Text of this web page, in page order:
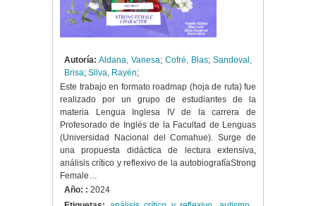
Autoría: Aldana, Vanesa; Cofré, Blas; Sandoval,
Brisa; Silva, Rayén;
Este trabajo en formato roadmap (hoja de ruta) fue
realizado por un grupo de estudiantes de la
materia Lengua Inglesa IV de la carrera de
Profesorado de Inglés de la Facultad de Lenguas
(Universidad Nacional del Comahue). Surge de
una propuesta didáctica de lectura extensiva,
análisis crítico y reflexivo de la autobiografíaStrong
Female…
Año: : 2024